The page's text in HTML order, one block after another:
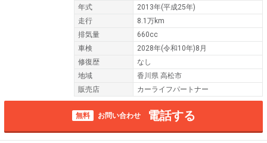
年式
2013年(平成25年)
走行
8.1万km
排気量
660cc
車検
2028年(令和10年)8月
修復歴
なし
地域
香川県 高松市
販売店
カーライフパートナー
無料 お問い合わせ 電話する